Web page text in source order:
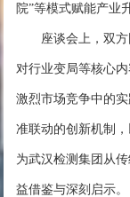
院”等模式赋能产业
座谈会上，双
对行业变局等核心
激烈市场竞争中的
准联动的创新机制
为武汉检测集团从
益借鉴与深刻启示。